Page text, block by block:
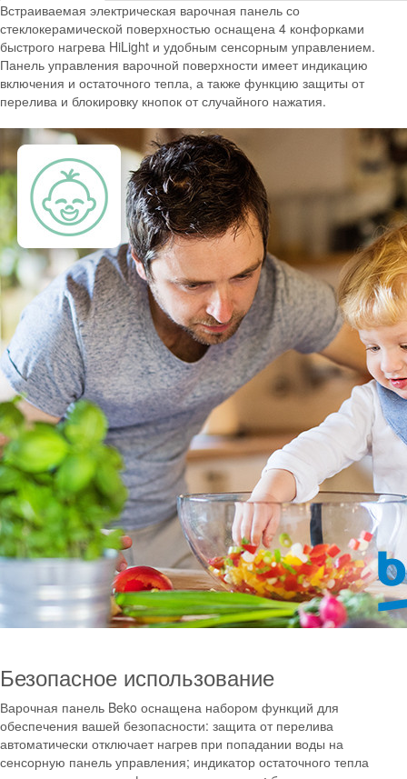
Встраиваемая электрическая варочная панель со
стеклокерамической поверхностью оснащена 4 конфорками
быстрого нагрева HiLight и удобным сенсорным управлением.
Панель управления варочной поверхности имеет индикацию
включения и остаточного тепла, а также функцию защиты от
перелива и блокировку кнопок от случайного нажатия.
Безопасное использование
Варочная панель Beko оснащена набором функций для
обеспечения вашей безопасности: защита от перелива
автоматически отключает нагрев при попадании воды на
сенсорную панель управления; индикатор остаточного тепла